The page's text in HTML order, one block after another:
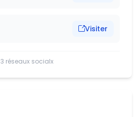
Visiter
3 réseaux socialx